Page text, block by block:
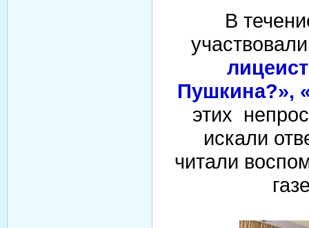
В
Пушкина?»,
этих
искали
читали